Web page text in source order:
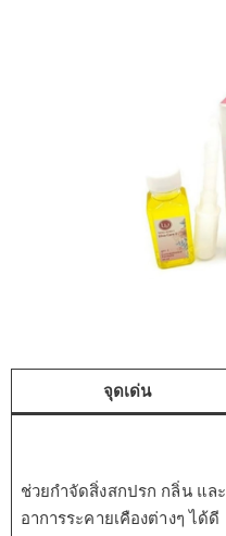
จุดเด่น
ช่วยกำจัดสิ่งสกปรก กลิ่น และ
อาการระคายเคืองต่างๆ ได้ดี